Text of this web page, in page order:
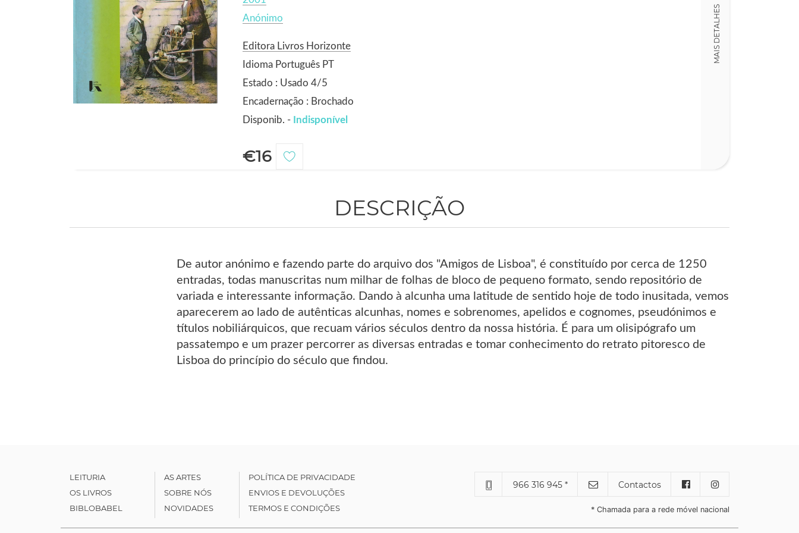
Anónimo
Editora Livros Horizonte
Idioma Português PT
Estado : Usado 4/5
Encadernação : Brochado
Disponib. - Indisponível
€16
MAIS DETALHES
DESCRIÇÃO
De autor anónimo e fazendo parte do arquivo dos "Amigos de Lisboa", é constituído por cerca de 1250
entradas, todas manuscritas num milhar de folhas de bloco de pequeno formato, sendo repositório de
variada e interessante informação. Dando à alcunha uma latitude de sentido hoje de todo inusitada, vemos
aparecerem ao lado de autênticas alcunhas, nomes e sobrenomes, apelidos e cognomes, pseudónimos e
títulos nobiliárquicos, que recuam vários séculos dentro da nossa história. É para um olisipógrafo um
passatempo e um prazer percorrer as diversas entradas e tomar conhecimento do retrato pitoresco de
Lisboa do princípio do século que findou.
LEITURIA
OS LIVROS
BIBLOBABEL
AS ARTES
SOBRE NÓS
NOVIDADES
POLÍTICA DE PRIVACIDADE
ENVIOS E DEVOLUÇÕES
TERMOS E CONDIÇÕES
966 316 945 * Contactos
* Chamada para a rede móvel nacional